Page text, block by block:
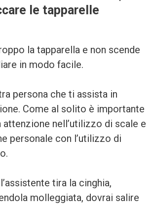
le tapparelle
la tapparella e non scende
in modo facile.
persona che ti assista in
Come al solito è importante
nell’utilizzo di scale e
personale con l’utilizzo di
tira la cinghia,
molleggiata, dovrai salire